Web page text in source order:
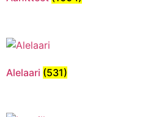
Alelaari (531)